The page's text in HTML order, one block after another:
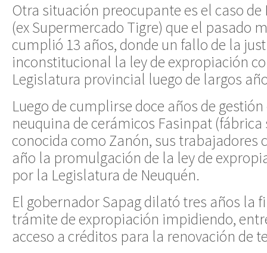
Otra situación preocupante es el caso de
(ex Supermercado Tigre) que el pasado
cumplió 13 años, donde un fallo de la
inconstitucional la ley de expropiación
Legislatura provincial luego de largos
Luego de cumplirse doce años de
neuquina de cerámicos Fasinpat
conocida como Zanón, sus trabajadores
año la promulgación de la ley de
por la Legislatura de Neuquén.
El gobernador Sapag dilató tres años la
trámite de expropiación impidiendo,
acceso a créditos para la renovación de